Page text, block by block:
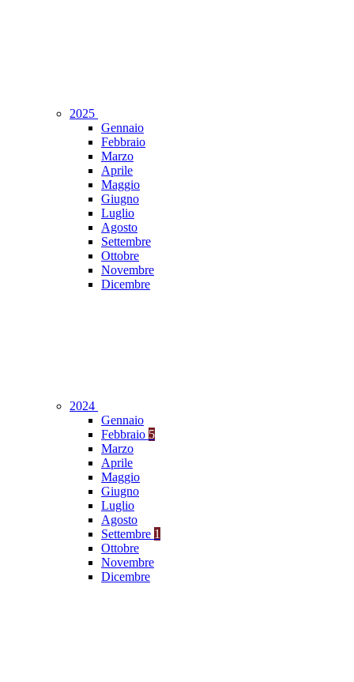
2025
Gennaio
Febbraio
Marzo
Aprile
Maggio
Giugno
Luglio
Agosto
Settembre
Ottobre
Novembre
Dicembre
2024
Gennaio
Febbraio 5
Marzo
Aprile
Maggio
Giugno
Luglio
Agosto
Settembre 1
Ottobre
Novembre
Dicembre